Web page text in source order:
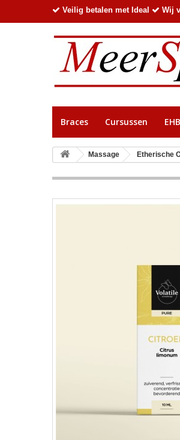
Veilig betalen met Ideal Wij
Braces Cursussen
Massage Etherische